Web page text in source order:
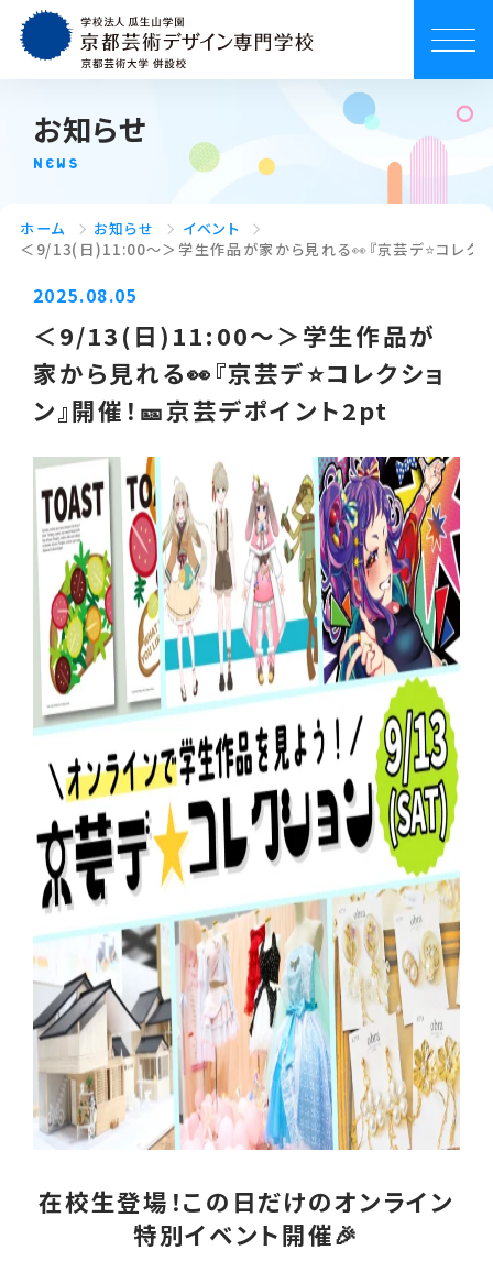
お知らせ
NEWS
ホーム お知らせ
イベント
＜9/13(日)11:00～＞学生作品が家から見れる👀『京芸デ⭐コレク
2025.08.05
＜9/13(日)11:00～＞学生作品が
家から見れる👀『京芸デ⭐コレクショ
ン』開催！🎫京芸デポイント2pt
在校生登場！この日だけのオンライン
特別イベント開催🎉